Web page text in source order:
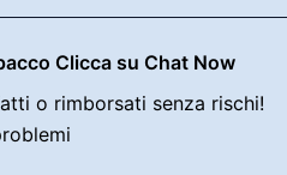
Clicca su Chat Now
o rimborsati senza rischi!